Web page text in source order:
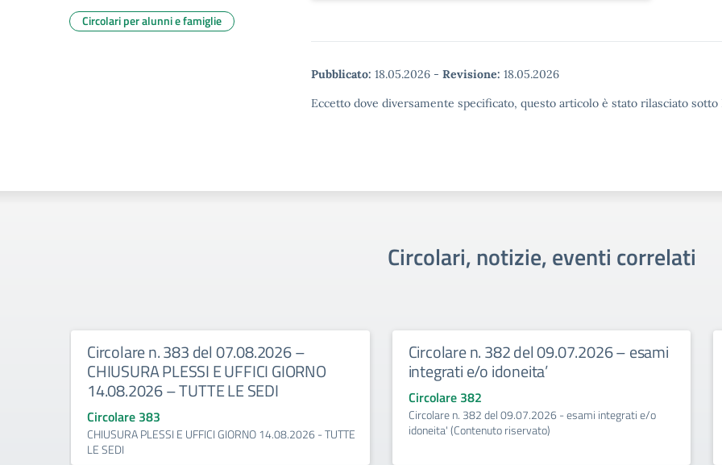
Pubblicato: 18.05.2026 - Revisione: 18.05.2026
Eccetto dove diversamente specificato, questo articolo è stato rilasciato
Circolari per alunni e famiglie
Circolari, notizie, eventi correlati
Circolare n. 383 del 07.08.2026 –
CHIUSURA PLESSI E UFFICI GIORNO
14.08.2026 – TUTTE LE SEDI
Circolare 383
CHIUSURA PLESSI E UFFICI GIORNO 14.08.2026 - TUTTE
LE SEDI
Circolare n. 382 del 09.07.2026 – esami
integrati e/o idoneita’
Circolare 382
Circolare n. 382 del 09.07.2026 - esami integrati e/o
idoneita' (Contenuto riservato)